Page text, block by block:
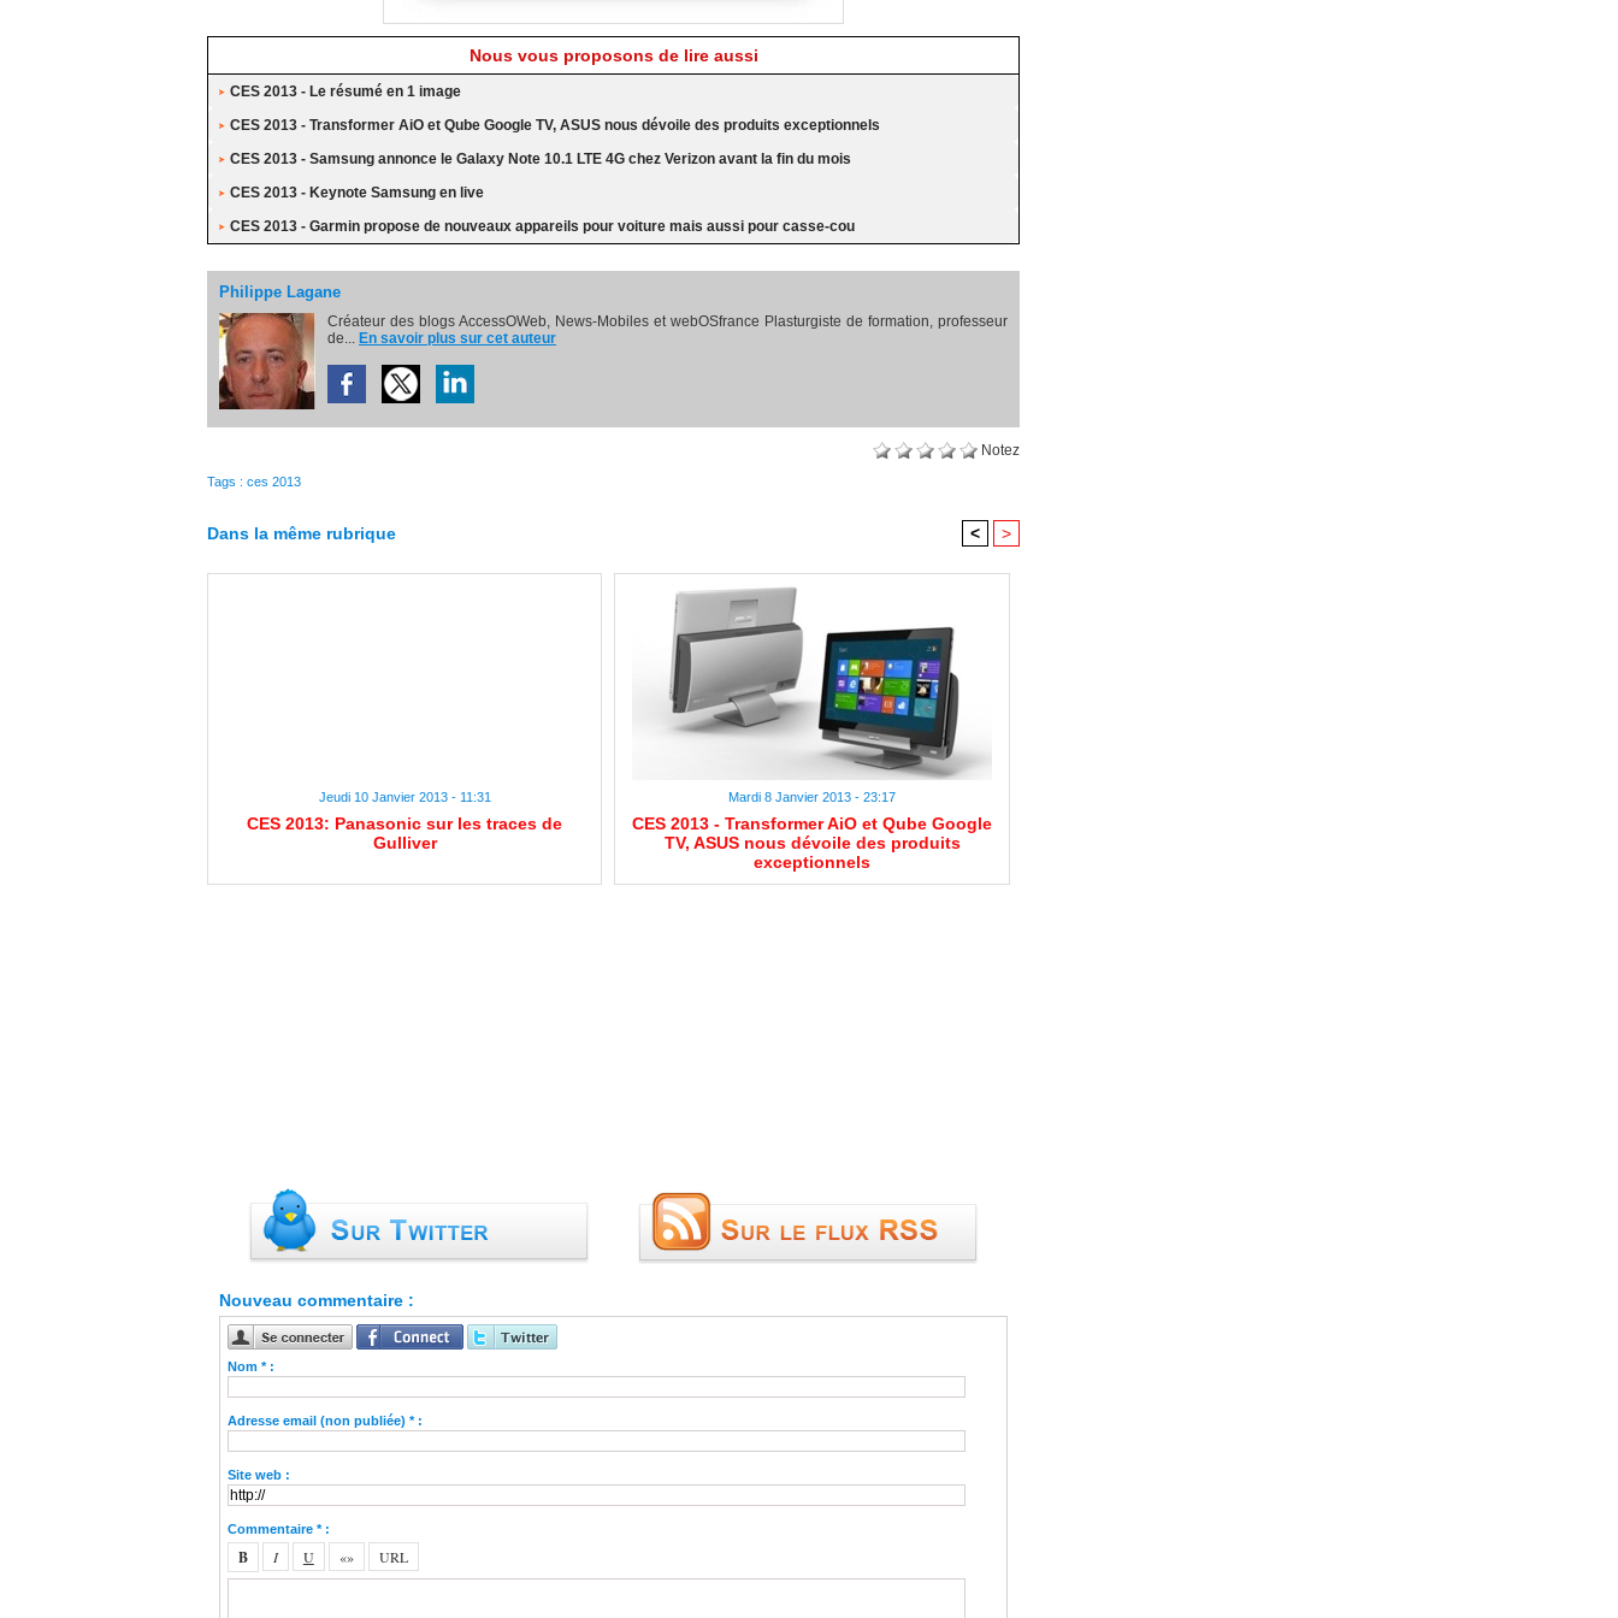
Nous vous proposons de lire aussi
CES 2013 - Le résumé en 1 image
CES 2013 - Transformer AiO et Qube Google TV, ASUS nous dévoile des produits exceptionnels
CES 2013 - Samsung annonce le Galaxy Note 10.1 LTE 4G chez Verizon avant la fin du mois
CES 2013 - Keynote Samsung en live
CES 2013 - Garmin propose de nouveaux appareils pour voiture mais aussi pour casse-cou
Philippe Lagane
Créateur des blogs AccessOWeb, News-Mobiles et webOSfrance Plasturgiste de formation, professeur
de... En savoir plus sur cet auteur
Notez
Tags : ces 2013
Dans la même rubrique < >
Jeudi 10 Janvier 2013 - 11:31
CES 2013: Panasonic sur les traces de
Gulliver
Mardi 8 Janvier 2013 - 23:17
CES 2013 - Transformer AiO et Qube Google
TV, ASUS nous dévoile des produits
exceptionnels
Nouveau commentaire :
Nom * :
Adresse email (non publiée) * :
Site web :
Commentaire * :